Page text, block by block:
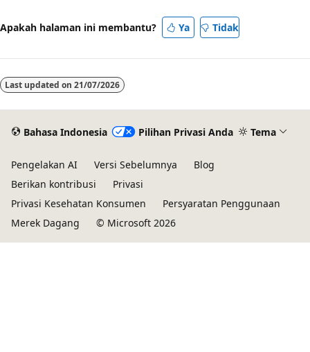
Apakah halaman ini membantu? Ya Tidak
Last updated on 21/07/2026
Bahasa Indonesia Pilihan Privasi Anda Tema
Pengelakan AI Versi Sebelumnya
Blog
Berikan kontribusi
Privasi
Privasi Kesehatan Konsumen
Persyaratan Penggunaan
Merek Dagang
© Microsoft 2026